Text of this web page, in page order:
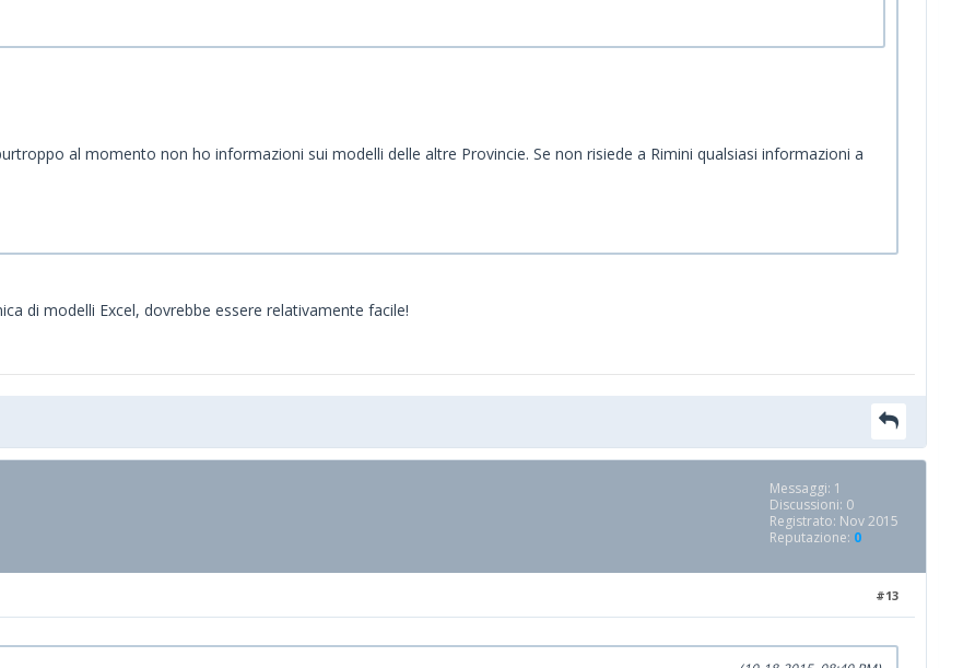
al momento non ho informazioni sui modelli delle altre Provincie. Se non risiede a Rimini qualsiasi informazioni a
di modelli Excel, dovrebbe essere relativamente facile!
Messaggi: 1
Discussioni: 0
Registrato: Nov 2015
Reputazione: 0
#13